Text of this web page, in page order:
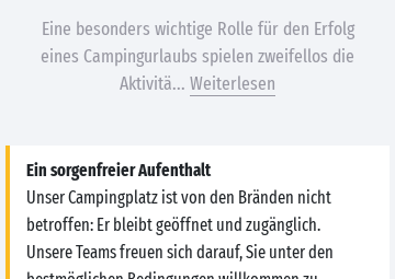
Eine besonders wichtige Rolle für den Erfolg
eines Campingurlaubs spielen zweifellos die
Aktivitä... Weiterlesen
Ein sorgenfreier Aufenthalt
Unser Campingplatz ist von den Bränden nicht
betroffen: Er bleibt geöffnet und zugänglich.
Unsere Teams freuen sich darauf, Sie unter den